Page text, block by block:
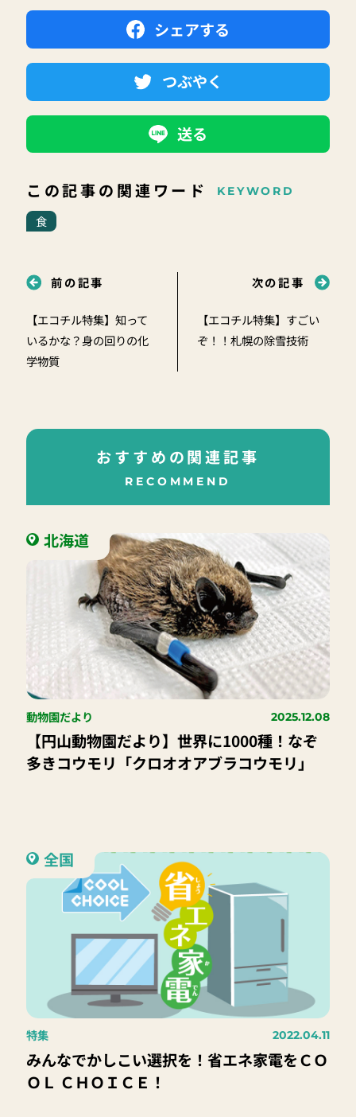
シェアする
つぶやく
送る
この記事の関連ワード KEYWORD
食
前の記事
【エコチル特集】知って
いるかな？身の回りの化
学物質
次の記事
【エコチル特集】すごい
ぞ！！札幌の除雪技術
おすすめの関連記事
RECOMMEND
北海道
動物園だより 2025.12.08
【円山動物園だより】世界に1000種！なぞ
多きコウモリ「クロオオアブラコウモリ」
全国
特集 2022.04.11
みんなでかしこい選択を！省エネ家電をＣＯ
ＯＬ ＣＨＯＩＣＥ！